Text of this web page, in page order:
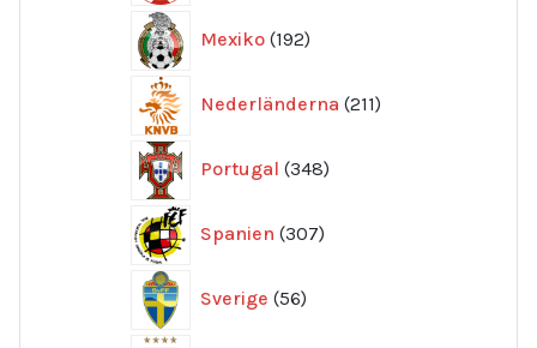
Mexiko 192
produkter
Nederländerna 211
produkter
Portugal 348
produkter
Spanien 307
produkter
Sverige 56
produkter